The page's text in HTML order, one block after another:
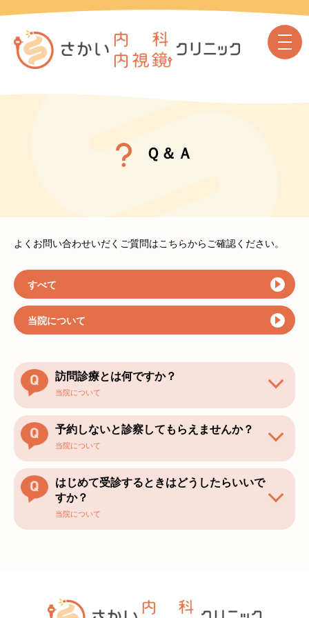
Ｑ＆Ａ
よくお問い合わせいだくご質問はこちらからご確認ください。
すべて
当院について
訪問診療とは何ですか？
当院について
予約しないと診察してもらえませんか？
当院について
はじめて受診するときはどうしたらいいで
すか？
当院について